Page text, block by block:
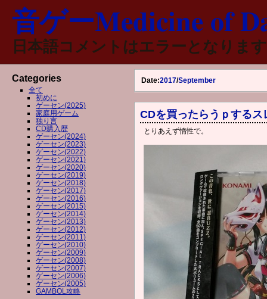
音ゲーMedicine of
日本語コメントはエラーとなりま
Date:2017/September
CDを買ったらうｐするス
とりあえず惰性で。
Categories
全て
初めに
ゲーセン(2025)
家庭用ゲーム
独り言
CD購入歴
ゲーセン(2024)
ゲーセン(2023)
ゲーセン(2022)
ゲーセン(2021)
ゲーセン(2020)
ゲーセン(2019)
ゲーセン(2018)
ゲーセン(2017)
ゲーセン(2016)
ゲーセン(2015)
ゲーセン(2014)
ゲーセン(2013)
ゲーセン(2012)
ゲーセン(2011)
ゲーセン(2010)
ゲーセン(2009)
ゲーセン(2008)
ゲーセン(2007)
ゲーセン(2006)
ゲーセン(2005)
GAMBOL攻略